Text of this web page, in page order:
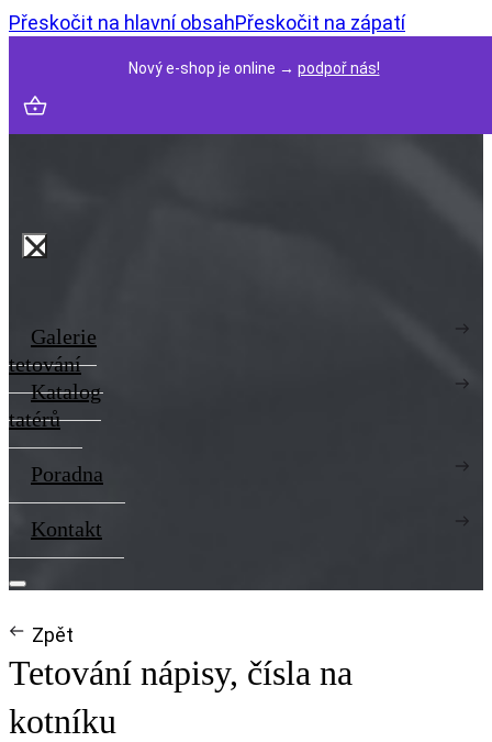
Přeskočit na hlavní obsahPřeskočit na zápatí
Nový e-shop je online → podpoř nás!
Galerie
tetování
Katalog
tatérů
Poradna
Kontakt
Zpět
Tetování nápisy, čísla na
kotníku